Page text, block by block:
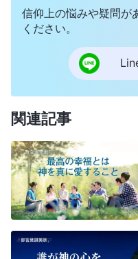
信仰上の悩みや疑問が
ください。
関連記事